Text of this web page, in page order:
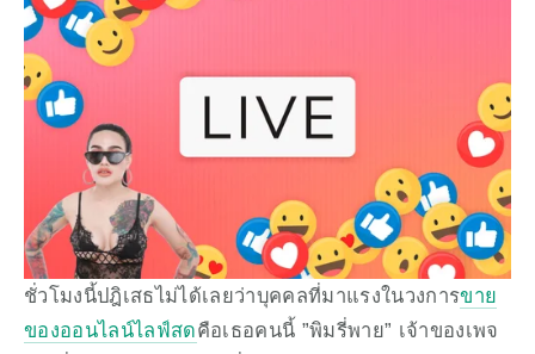
ชั่วโมงนี้ปฎิเสธไม่ได้เลยว่าบุคคลที่มาแรงในวงการขาย
ของออนไลน์ไลฟ์สดคือเธอคนนี้ ”พิมรี่พาย” เจ้าของเพจ